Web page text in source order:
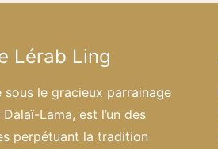
Lérab Ling
sous le gracieux parrainage
Lama, est l’un des
perpétuant la tradition